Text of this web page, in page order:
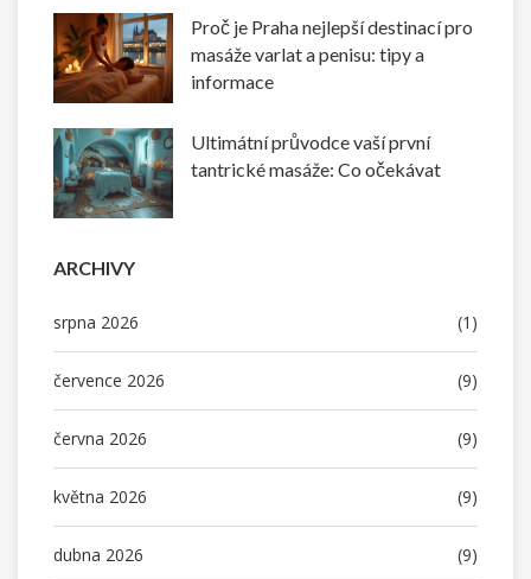
Proč je Praha nejlepší destinací pro
masáže varlat a penisu: tipy a
informace
Ultimátní průvodce vaší první
tantrické masáže: Co očekávat
ARCHIVY
srpna 2026 (1)
července 2026 (9)
června 2026 (9)
května 2026 (9)
dubna 2026 (9)